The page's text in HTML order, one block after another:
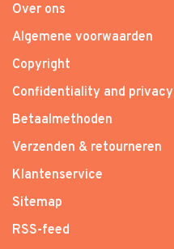
Over ons
Algemene voorwaarden
Copyright
Confidentiality and privacy
Betaalmethoden
Verzenden & retourneren
Klantenservice
Sitemap
RSS-feed